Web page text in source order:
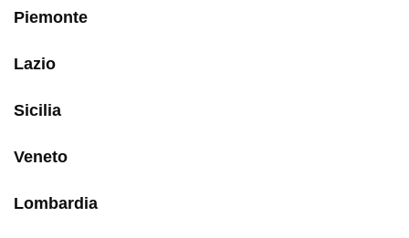
Piemonte
Lazio
Sicilia
Veneto
Lombardia